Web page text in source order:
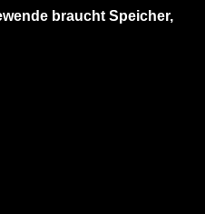
braucht Speicher,